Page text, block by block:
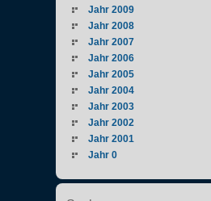
Jahr 2009
Jahr 2008
Jahr 2007
Jahr 2006
Jahr 2005
Jahr 2004
Jahr 2003
Jahr 2002
Jahr 2001
Jahr 0